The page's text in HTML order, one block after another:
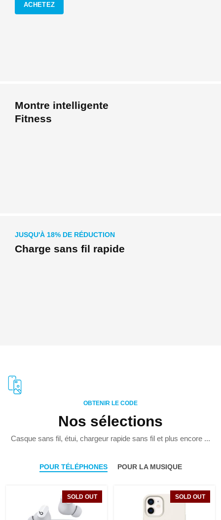
ACHETEZ
Montre intelligente
Fitness
JUSQU'À 18% DE RÉDUCTION
Charge sans fil rapide
OBTENIR LE CODE
Nos sélections
Casque sans fil, étui, chargeur rapide sans fil et plus encore ...
POUR TÉLÉPHONES POUR LA MUSIQUE
SOLD OUT SOLD OUT